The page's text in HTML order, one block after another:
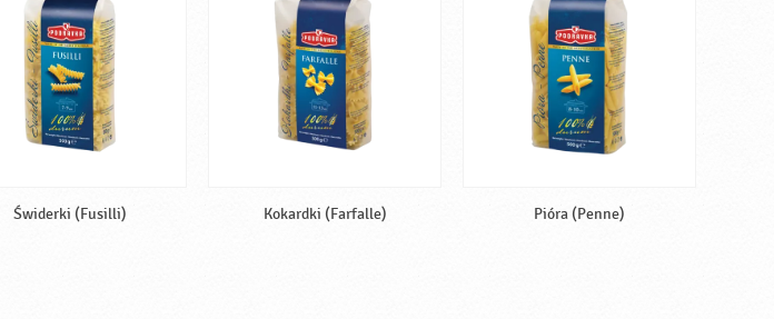
Świderki (Fusilli) Kokardki (Farfalle) Pióra (Penne)